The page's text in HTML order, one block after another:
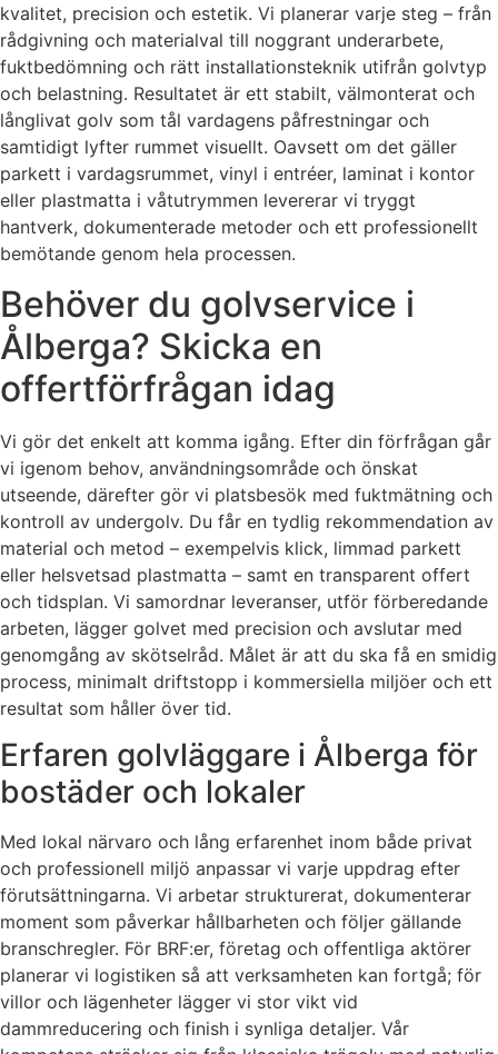
kvalitet, precision och estetik. Vi planerar varje steg – från
rådgivning och materialval till noggrant underarbete,
fuktbedömning och rätt installationsteknik utifrån golvtyp
och belastning. Resultatet är ett stabilt, välmonterat och
långlivat golv som tål vardagens påfrestningar och
samtidigt lyfter rummet visuellt. Oavsett om det gäller
parkett i vardagsrummet, vinyl i entréer, laminat i kontor
eller plastmatta i våtutrymmen levererar vi tryggt
hantverk, dokumenterade metoder och ett professionellt
bemötande genom hela processen.
Behöver du golvservice i
Ålberga? Skicka en
offertförfrågan idag
Vi gör det enkelt att komma igång. Efter din förfrågan går
vi igenom behov, användningsområde och önskat
utseende, därefter gör vi platsbesök med fuktmätning och
kontroll av undergolv. Du får en tydlig rekommendation av
material och metod – exempelvis klick, limmad parkett
eller helsvetsad plastmatta – samt en transparent offert
och tidsplan. Vi samordnar leveranser, utför förberedande
arbeten, lägger golvet med precision och avslutar med
genomgång av skötselråd. Målet är att du ska få en smidig
process, minimalt driftstopp i kommersiella miljöer och ett
resultat som håller över tid.
Erfaren golvläggare i Ålberga för
bostäder och lokaler
Med lokal närvaro och lång erfarenhet inom både privat
och professionell miljö anpassar vi varje uppdrag efter
förutsättningarna. Vi arbetar strukturerat, dokumenterar
moment som påverkar hållbarheten och följer gällande
branschregler. För BRF:er, företag och offentliga aktörer
planerar vi logistiken så att verksamheten kan fortgå; för
villor och lägenheter lägger vi stor vikt vid
dammreducering och finish i synliga detaljer. Vår